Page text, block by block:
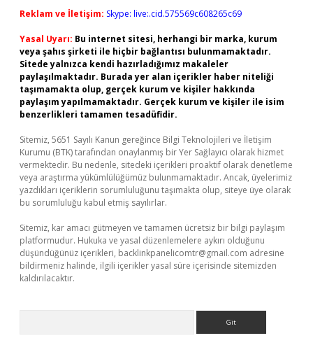
Reklam ve İletişim: Skype: live:.cid.575569c608265c69
Yasal Uyarı: Bu internet sitesi, herhangi bir marka, kurum
veya şahıs şirketi ile hiçbir bağlantısı bulunmamaktadır.
Sitede yalnızca kendi hazırladığımız makaleler
paylaşılmaktadır. Burada yer alan içerikler haber niteliği
taşımamakta olup, gerçek kurum ve kişiler hakkında
paylaşım yapılmamaktadır. Gerçek kurum ve kişiler ile isim
benzerlikleri tamamen tesadüfidir.
Sitemiz, 5651 Sayılı Kanun gereğince Bilgi Teknolojileri ve İletişim
Kurumu (BTK) tarafından onaylanmış bir Yer Sağlayıcı olarak hizmet
vermektedir. Bu nedenle, sitedeki içerikleri proaktif olarak denetleme
veya araştırma yükümlülüğümüz bulunmamaktadır. Ancak, üyelerimiz
yazdıkları içeriklerin sorumluluğunu taşımakta olup, siteye üye olarak
bu sorumluluğu kabul etmiş sayılırlar.
Sitemiz, kar amacı gütmeyen ve tamamen ücretsiz bir bilgi paylaşım
platformudur. Hukuka ve yasal düzenlemelere aykırı olduğunu
düşündüğünüz içerikleri, backlinkpanelicomtr@gmail.com adresine
bildirmeniz halinde, ilgili içerikler yasal süre içerisinde sitemizden
kaldırılacaktır.